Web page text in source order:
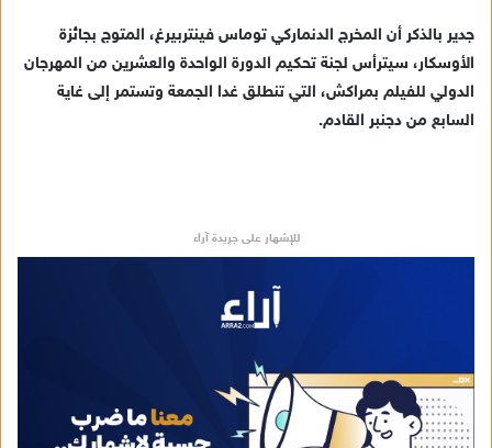
جدير بالذكر أن المخرج الدنماركي توماس فينتربيرغ، المتوج بجائزة
الأوسكار، سيترأس لجنة تحكيم الدورة الواحدة والعشرين من المهرجان
الدولي للفيلم بمراكش، التي تنطلق غدا الجمعة وتستمر إلى غاية
السابع من دجنبر القادم.
للإشهار على جريدة آراء